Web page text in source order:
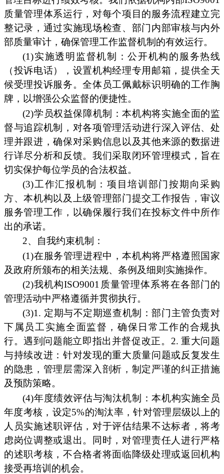
质量管理体系运行，对每个项目的服务流程建立完
整记录，通过实施现场检查、部门内部审核与内外
部质量审计，确保管理工作监督机制的有效运行。
(1)实施透明监督机制：公开机构的服务热线
（投诉电话），设置机构经理专用邮箱，提供全天
候受理投诉服务。全体员工佩戴标识明确的工作胸
牌，以增强公众监督的便捷性。
(2)学员权益保障机制：本机构将实施全面的监
督与追踪机制，对各项管理活动进行深入评估、处
理并跟进，确保对采购信息以及其他来源的数据进
行详尽分析和反馈。我们采取闭环管理模式，旨在
切实保护每位学员的合法权益。
(3)工作汇报机制：项目培训部门按期向采购
方、本机构以及上级管理部门提交工作报告，审议
服务管理工作，以确保履行我们在投标文件中所作
出的承诺。
2、自我约束机制：
(1)在服务管理进程中，本机构将严格遵照国家
及政府所颁布的相关法规、条例及细则实施操作。
(2)我机构ISO9001质量管理体系将在各部门的
管理活动中严格遵循并贯彻执行。
(3)1. 定期与不定期巡查机制：部门主管负责对
下属员工实施全面监督，确保日常工作的合规执
行。遇到问题能立即指出并督促改正。2. 重大问题
与持续改进：针对发现的重大质量问题或反复发生
的隐患，管理层需深入剖析，制定严谨的纠正措施
及预防策略。
(4)年度绩效评估与淘汰机制：本机构实施全员
年度考核，设定5%的淘汰率，针对管理层级以上的
人员实施述职评估，对于评估结果不达标者，将考
虑岗位调整或退出。同时，对管理责任人进行严格
的述职考核，不合格者将面临降级处理或返回机构
接受再培训的机会。